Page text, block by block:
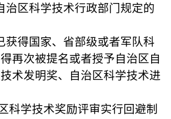
治区科学技术行政部门规定的
获得国家、省部级或者军队科
再次被提名或者授予自治区自
术发明奖、自治区科学技术进
科学技术奖励评审实行回避制